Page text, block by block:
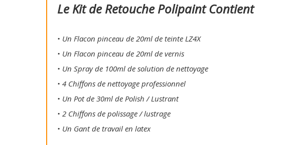
Le Kit de Retouche Polipaint Contient
• Un Flacon pinceau de 20ml de teinte LZ4X
• Un Flacon pinceau de 20ml de vernis
• Un Spray de 100ml de solution de nettoyage
• 4 Chiffons de nettoyage professionnel
• Un Pot de 30ml de Polish / Lustrant
• 2 Chiffons de polissage / lustrage
• Un Gant de travail en latex